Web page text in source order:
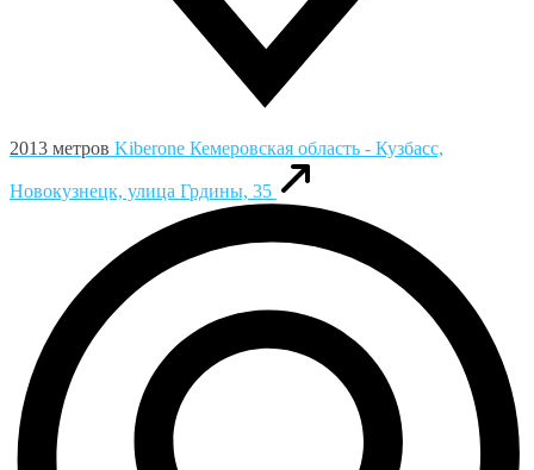
2013 метров Kiberone Кемеровская область - Кузбасс,
Новокузнецк, улица Грдины, 35